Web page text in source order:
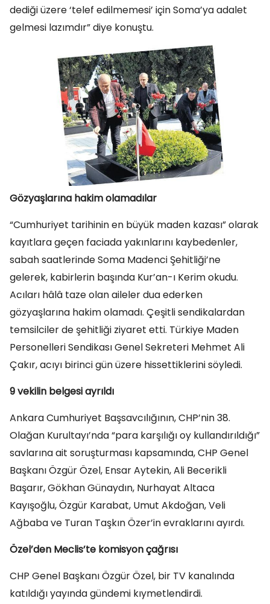
dediği üzere ‘telef edilmemesi’ için Soma’ya adalet
gelmesi lazımdır” diye konuştu.
Gözyaşlarına hakim olamadılar
“Cumhuriyet tarihinin en büyük maden kazası” olarak
kayıtlara geçen faciada yakınlarını kaybedenler,
sabah saatlerinde Soma Madenci Şehitliği’ne
gelerek, kabirlerin başında Kur’an-ı Kerim okudu.
Acıları hâlâ taze olan aileler dua ederken
gözyaşlarına hakim olamadı. Çeşitli sendikalardan
temsilciler de şehitliği ziyaret etti. Türkiye Maden
Personelleri Sendikası Genel Sekreteri Mehmet Ali
Çakır, acıyı birinci gün üzere hissettiklerini söyledi.
9 vekilin belgesi ayrıldı
Ankara Cumhuriyet Başsavcılığının, CHP’nin 38.
Olağan Kurultayı’nda “para karşılığı oy kullandırıldığı”
savlarına ait soruşturması kapsamında, CHP Genel
Başkanı Özgür Özel, Ensar Aytekin, Ali Becerikli
Başarır, Gökhan Günaydın, Nurhayat Altaca
Kayışoğlu, Özgür Karabat, Umut Akdoğan, Veli
Ağbaba ve Turan Taşkın Özer’in evraklarını ayırdı.
Özel’den Meclis’te komisyon çağrısı
CHP Genel Başkanı Özgür Özel, bir TV kanalında
katıldığı yayında gündemi kıymetlendirdi.